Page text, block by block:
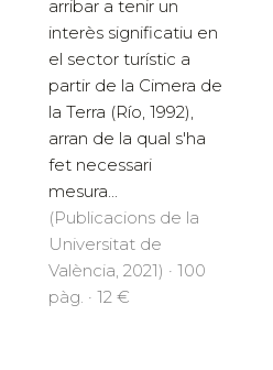
arribar a tenir un
interès significatiu en
el sector turístic a
partir de la Cimera de
la Terra (Río, 1992),
arran de la qual s'ha
fet necessari
mesura...
(Publicacions de la
Universitat de
València, 2021) · 100
pàg. · 12 €